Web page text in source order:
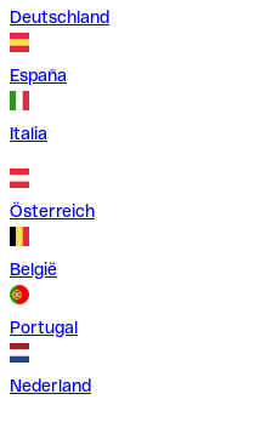
Deutschland
España
Italia
Österreich
België
Portugal
Nederland